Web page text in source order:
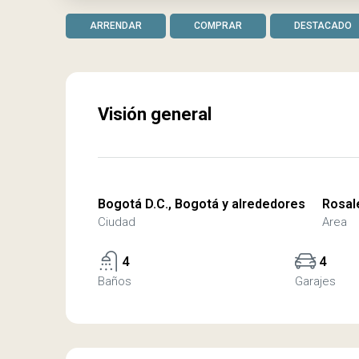
ARRENDAR COMPRAR DESTACADO
Visión general
Bogotá D.C., Bogotá y alrededores
Ciudad Area
4
Baños
4
Garajes